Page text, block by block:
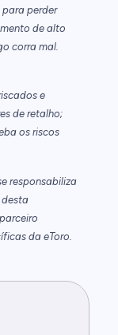
perder
de alto
corra mal.
e
de retalho;
os riscos
responsabiliza
da eToro.